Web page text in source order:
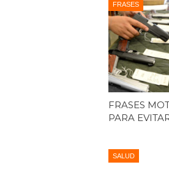
FRASES
FRASES
PARA
SALUD